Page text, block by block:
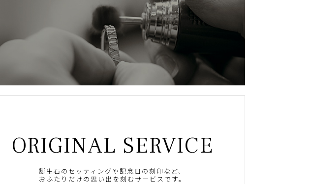
ORIGINAL SERVICE
誕生石のセッティングや記念日の刻印など、
おふたりだけの思い出を刻むサービスです。